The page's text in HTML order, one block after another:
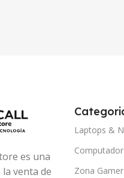
es una
venta de
Laptops &
Zona Gamer